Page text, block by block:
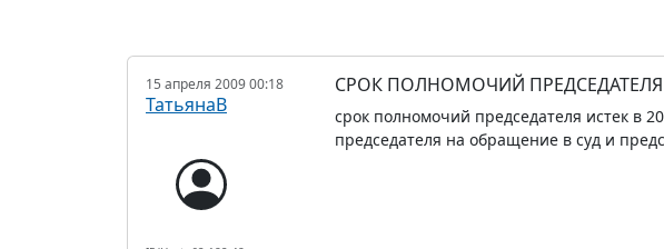
15 апреля 2009 00:18
ТатьянаВ
СРОК ПОЛНОМОЧИЙ ПРЕДСЕДАТЕЛЯ
срок полномочий председателя истек в
председателя на обращение в суд и